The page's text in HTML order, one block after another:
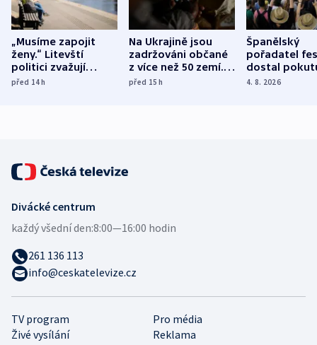
„Musíme zapojit
ženy.“ Litevští
politici zvažují
dohodu o
před 14h
Na Ukrajině jsou
zadržováni občané
z více než 50 zemí.
Bojovali na straně
před 15h
Španělský
pořadatel
dostal
nekalé
4. 8. 2026
TV program
Pro média
Živé vysílání
Reklama
Divácké centrum
každý všední den:8:00—16:00 hodin
261 136 113
info@ceskatelevize.cz